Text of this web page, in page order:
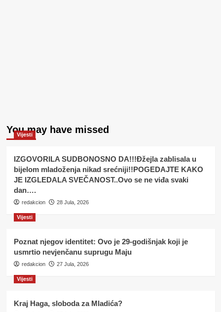
You may have missed
Vijesti
IZGOVORILA SUDBONOSNO DA!!!Đžejla zablisala u
bijelom mladoženja nikad srećniji!!POGEDAJTE KAKO
JE IZGLEDALA SVEČANOST..Ovo se ne viđa svaki
dan….
redakcion 28 Jula, 2026
Vijesti
Poznat njegov identitet: Ovo je 29-godišnjak koji je
usmrtio nevjenčanu suprugu Maju
redakcion 27 Jula, 2026
Vijesti
Kraj Haga, sloboda za Mladića?